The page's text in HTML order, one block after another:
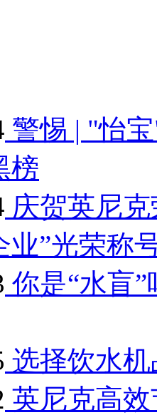
警惕 | "怡
榜
庆贺英尼
业”光荣称
你是“水盲
选择饮水
英尼克高